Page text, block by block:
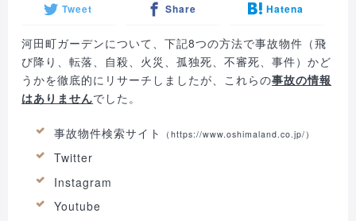
Tweet Share Hatena
河田町ガーデンについて、下記8つの方法で事故物件（飛
び降り、転落、自殺、火災、孤独死、不審死、事件）かど
うかを徹底的にリサーチしましたが、これらの事故の情報
はありませんでした。
事故物件検索サイト （https://www.oshimaland.co.jp/ ）
Twitter
Instagram
Youtube